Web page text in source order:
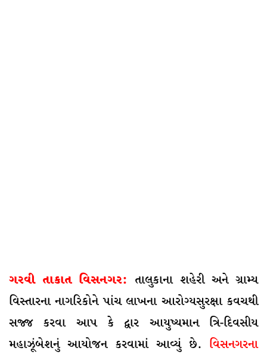
ગરવી તાકાત વિસનગર: તાલુકાના શહેરી અને ગ્રામ્ય
વિસ્તારના નાગરિકોને પાંચ લાખના આરોગ્યસુરક્ષા કવચથી
સજ્જ કરવા આપ કે દ્વાર આયુષ્યમાન ત્રિ-દિવસીય
મહાઝૂંબેશનું આયોજન કરવામાં આવ્યું છે. વિસનગરના